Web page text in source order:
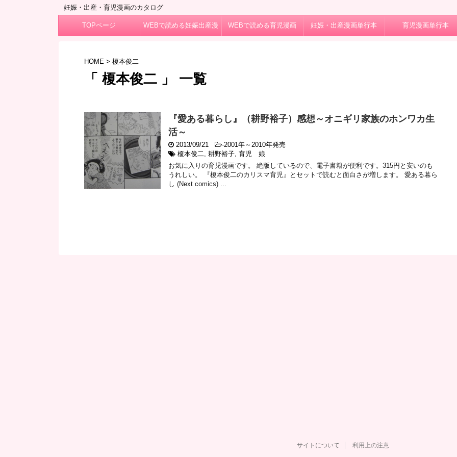
妊娠・出産・育児漫画のカタログ
TOPページ WEBで読める妊娠出産漫 WEBで読める育児漫画 妊娠・出産漫画単行本 育児漫画単行本
HOME> 榎本俊二
「 榎本俊二 」 一覧
『愛ある暮らし』（耕野裕子）感想～オニギリ家族のホンワカ生
活～
2013/09/21 -2001年～2010年発売
榎本俊二, 耕野裕子, 育児 娘
お気に入りの育児漫画です。 絶版しているので、電子書籍が便利です。315円と安いのも
うれしい。 『榎本俊二のカリスマ育児』とセットで読むと面白さが増します。 愛ある暮ら
し (Next comics) ...
サイトについて 利用上の注意